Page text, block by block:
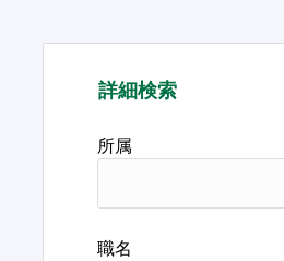
詳細検索
所属
職名